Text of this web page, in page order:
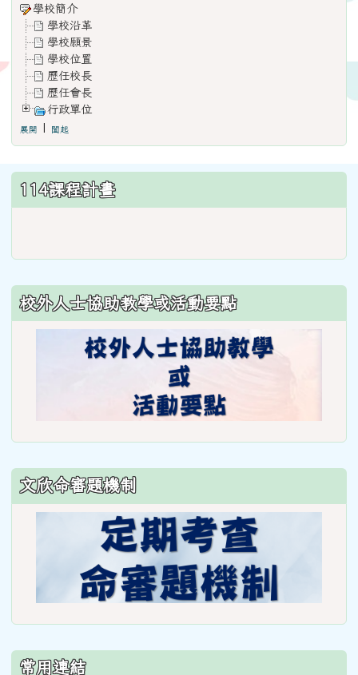
學校簡介
學校沿革
學校願景
學校位置
歷任校長
歷任會長
行政單位
展開 闔起
114課程計畫
ncsn=11&nsn=29
\
校外人士協助教學或活動要點
文欣命審題機制
常用連結